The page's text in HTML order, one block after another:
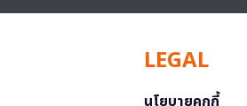
LEGAL
นโยบายคุกกี้